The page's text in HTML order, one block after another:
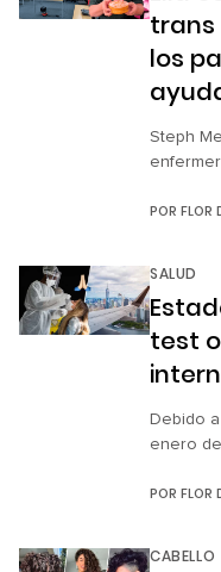
trans
los
Steph
no ha
POR FLOR
SALUD
test
Debido
enero
negativa
POR FLOR
CABELLO